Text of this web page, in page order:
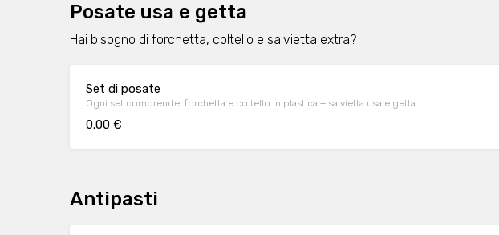
Posate usa e getta
Hai bisogno di forchetta, coltello e salvietta extra?
Set di posate
Ogni set comprende: forchetta e coltello in plastica + salvietta usa e getta
0.00 €
Antipasti